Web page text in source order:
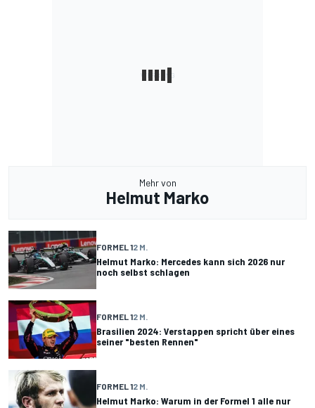
Mehr von
Helmut Marko
FORMEL 12 M.
Helmut Marko: Mercedes kann sich 2026 nur
noch selbst schlagen
FORMEL 12 M.
Brasilien 2024: Verstappen spricht über eines
seiner "besten Rennen"
FORMEL 12 M.
Helmut Marko: Warum in der Formel 1 alle nur